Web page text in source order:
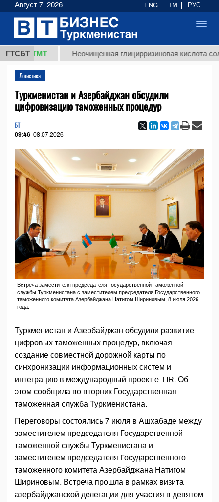
ГТСБТ
ТМТ Неочищенная глицирризиновая кислота
Логистика
Туркменистан и Азербайджан обсудили
цифровизацию таможенных процедур
БТ
09:46 08.07.2026
Встреча заместителя председателя Государственной таможенной
службы Туркменистана с заместителем председателя Государственного
таможенного комитета Азербайджана Натигом Шириновым, 8 июля 2026
года.
Туркменистан и Азербайджан обсудили развитие
цифровых таможенных процедур, включая
создание совместной дорожной карты по
синхронизации информационных систем и
интеграцию в международный проект e-TIR. Об
этом сообщила во вторник Государственная
таможенная служба Туркменистана.
Переговоры состоялись 7 июля в Ашхабаде между
заместителем председателя Государственной
таможенной службы Туркменистана и
заместителем председателя Государственного
таможенного комитета Азербайджана Натигом
Шириновым. Встреча прошла в рамках визита
азербайджанской делегации для участия в девятом
Август 7, 2026 ENG TM РУС